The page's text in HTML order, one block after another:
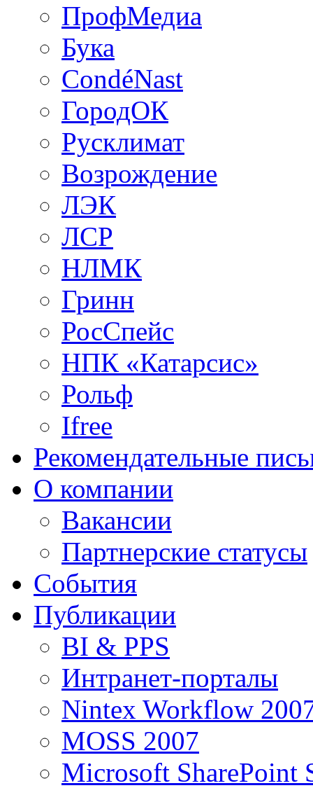
ПрофМедиа
Бука
CondéNast
ГородОК
Русклимат
Возрождение
ЛЭК
ЛСР
НЛМК
Гринн
РосСпейс
НПК «Катарсис»
Рольф
Ifree
Рекомендательные
О компании
Вакансии
Партнерские статусы
События
Публикации
BI & PPS
Интранет-порталы
Nintex Workflow
MOSS 2007
Microsoft SharePoint